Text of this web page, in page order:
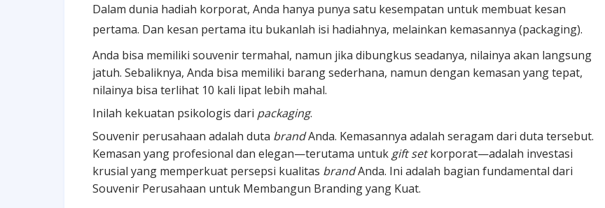
Dalam dunia hadiah korporat, Anda hanya punya satu kesempatan untuk membuat kesan
pertama. Dan kesan pertama itu bukanlah isi hadiahnya, melainkan kemasannya (packaging).
Anda bisa memiliki souvenir termahal, namun jika dibungkus seadanya, nilainya akan langsung
jatuh. Sebaliknya, Anda bisa memiliki barang sederhana, namun dengan kemasan yang tepat,
nilainya bisa terlihat 10 kali lipat lebih mahal.
Inilah kekuatan psikologis dari packaging.
Souvenir perusahaan adalah duta brandAnda. Kemasannya adalah seragam dari duta tersebut.
Kemasan yang profesional dan elegan—terutama untuk gift setkorporat—adalah investasi
krusial yang memperkuat persepsi kualitas brandAnda. Ini adalah bagian fundamental dari
Souvenir Perusahaan untuk Membangun Branding yang Kuat.